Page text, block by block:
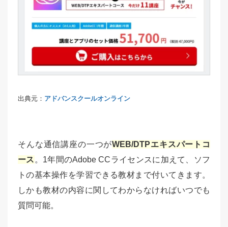
出典元： アドバンスクールオンライン
そんな通信講座の一つがWEB/DTPエキスパートコ
ース 。1年間のAdobe CCライセンスに加えて、ソフ
トの基本操作を学習できる教材まで付いてきます。
しかも教材の内容に関してわからなければいつでも
質問可能。